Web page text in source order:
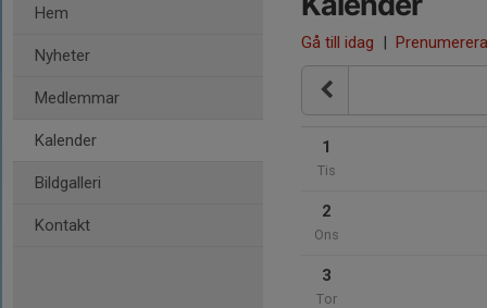
Hem
Nyheter
Medlemmar
Kalender
Bildgalleri
Kontakt
Gå till idag | Prenumerera
1
Tis
2
Ons
3
Tor